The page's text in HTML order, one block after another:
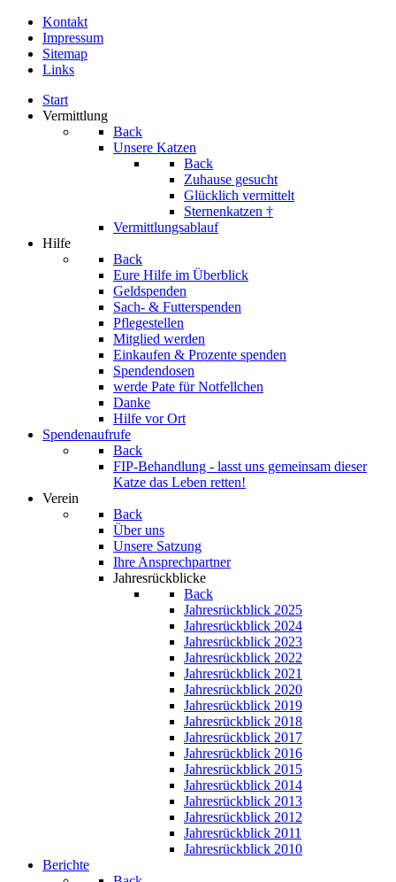
Kontakt
Impressum
Sitemap
Links
Start
Vermittlung
Back
Unsere Katzen
Back
Zuhause gesucht
Glücklich vermittelt
Sternenkatzen †
Vermittlungsablauf
Hilfe
Back
Eure Hilfe im Überblick
Geldspenden
Sach- & Futterspenden
Pflegestellen
Mitglied werden
Einkaufen & Prozente spenden
Spendendosen
werde Pate für Notfellchen
Danke
Hilfe vor Ort
Spendenaufrufe
Back
FIP-Behandlung - lasst uns gemeinsam dieser
Katze das Leben retten!
Verein
Back
Über uns
Unsere Satzung
Ihre Ansprechpartner
Jahresrückblicke
Back
Jahresrückblick 2025
Jahresrückblick 2024
Jahresrückblick 2023
Jahresrückblick 2022
Jahresrückblick 2021
Jahresrückblick 2020
Jahresrückblick 2019
Jahresrückblick 2018
Jahresrückblick 2017
Jahresrückblick 2016
Jahresrückblick 2015
Jahresrückblick 2014
Jahresrückblick 2013
Jahresrückblick 2012
Jahresrückblick 2011
Jahresrückblick 2010
Berichte